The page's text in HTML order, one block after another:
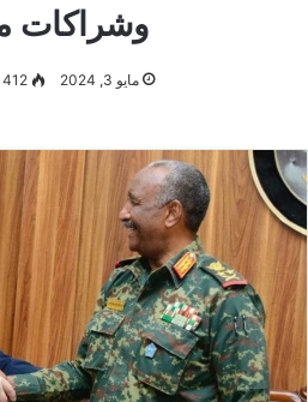
وشراكات
مايو 3, 2024 412